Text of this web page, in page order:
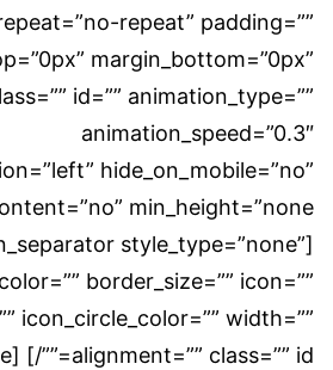
repeat” padding=””
margin_bottom=”0px”
id=”” animation_type=””
animation_speed=”0.3″
hide_on_mobile=”no”
style_type=”none”
border_size=”” icon=””
icon_circle_color=”” width=””